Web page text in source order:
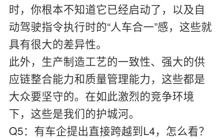
时，你根本不知道它已经启动了，以及自
动驾驶指令执行时的“人车合一”感，这些就
具有很大的差异性。
此外，生产制造工艺的一致性、强大的供
应链整合能力和质量管理能力，这些都是
大众要坚守的。在如此激烈的竞争环境
下，这些是我们的护城河。
Q5：有车企提出直接跨越到L4，怎么看？